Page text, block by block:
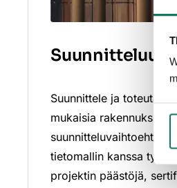
Suunnitteluun
Suunnittele ja toteuta
mukaisia rakennuksia
suunnitteluvaihtoehtoja
tietomallin kanssa
projektin päästöjä,